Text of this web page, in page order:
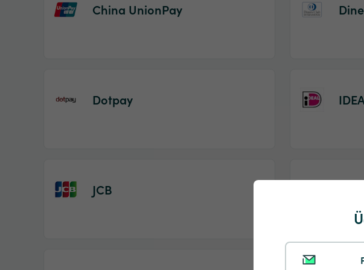
China UnionPay
Dotpay
JCB